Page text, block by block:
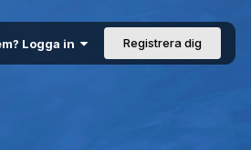
Logga in Registrera dig